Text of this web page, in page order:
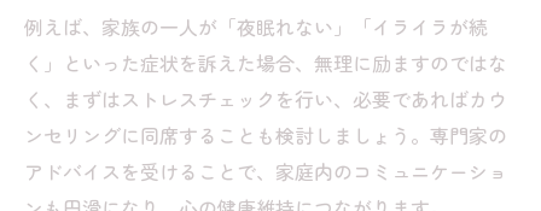
例えば、家族の一人が「夜眠れない」「イライラが続
く」といった症状を訴えた場合、無理に励ますのではな
く、まずはストレスチェックを行い、必要であればカウ
ンセリングに同席することも検討しましょう。専門家の
アドバイスを受けることで、家庭内のコミュニケーショ